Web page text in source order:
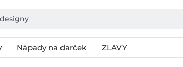
Nápady na darček ZLAVY